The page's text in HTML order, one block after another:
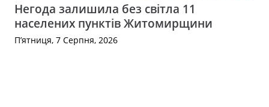
Негода залишила без світла 11
населених пунктів Житомирщини
П’ятниця, 7 Серпня, 2026